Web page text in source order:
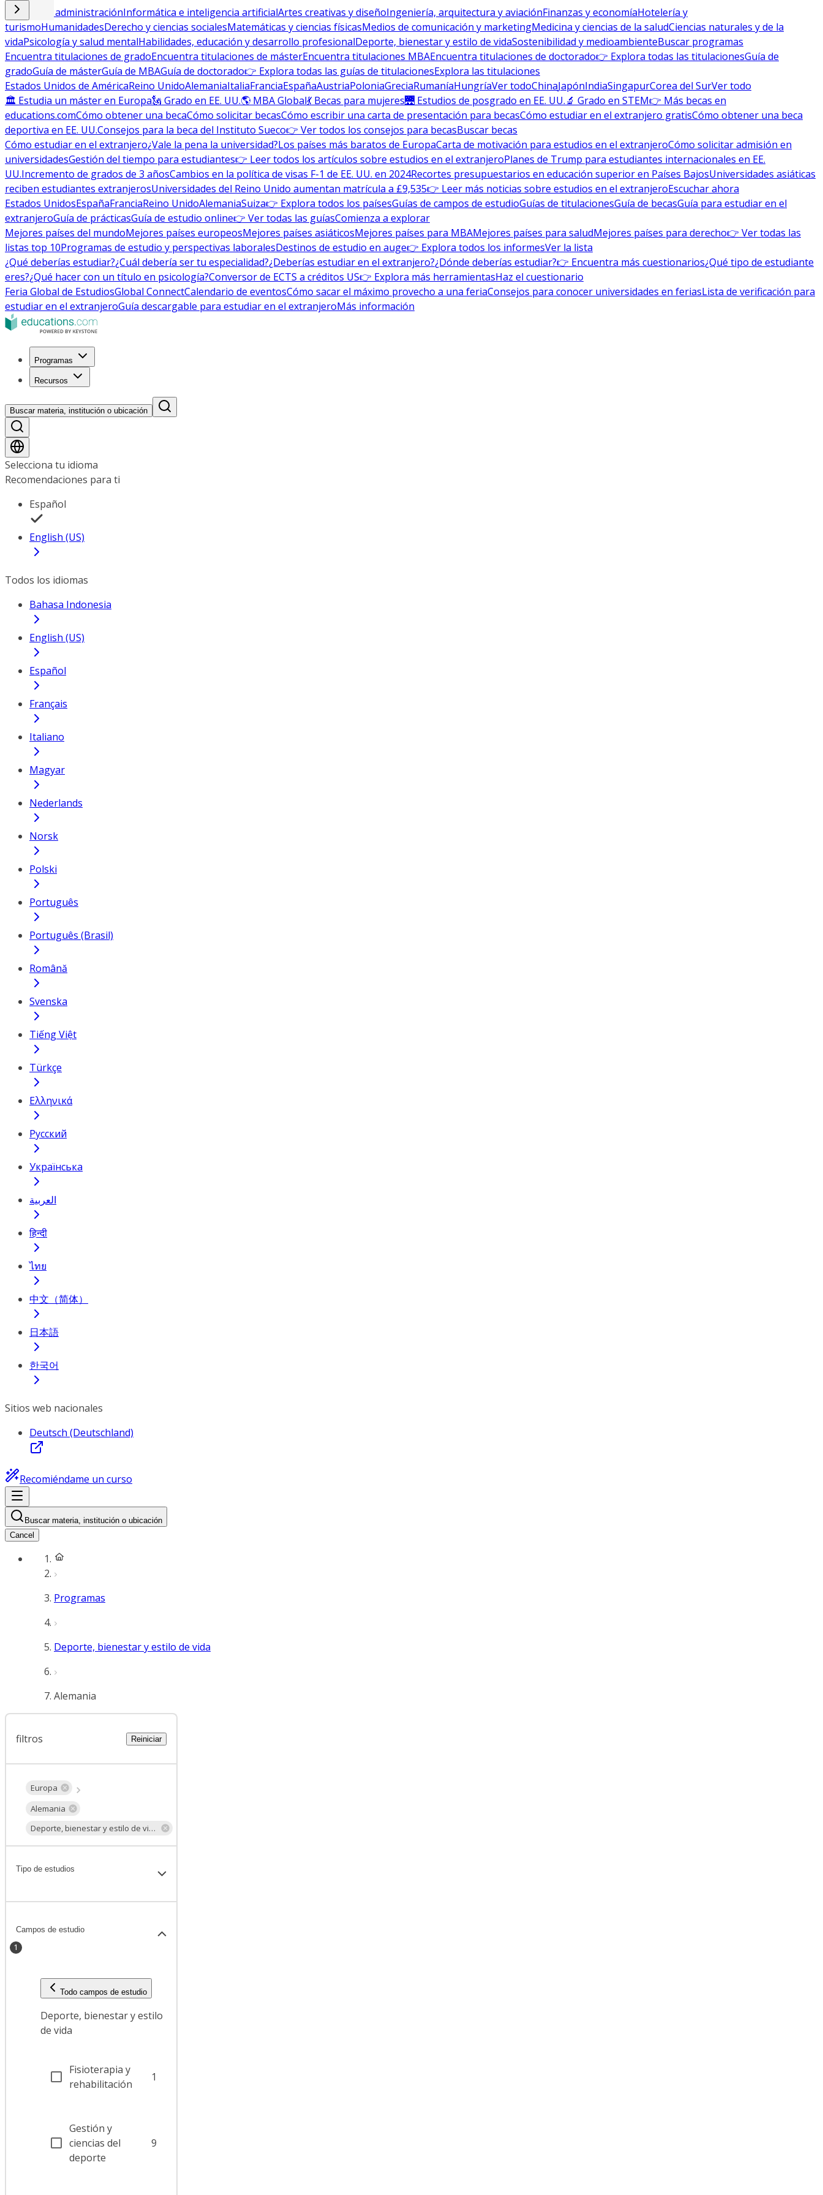
Empresa y administraciónInformática e inteligencia artificialArtes creativas y diseñoIngeniería, arquitectura y aviaciónFinanzas y economíaHotelería y
turismoHumanidadesDerecho y ciencias socialesMatemáticas y ciencias físicasMedios de comunicación y marketingMedicina y ciencias de la saludCiencias naturales y de la
vidaPsicología y salud mentalHabilidades, educación y desarrollo profesionalDeporte, bienestar y estilo de vidaSostenibilidad y medioambienteBuscar programas
Encuentra titulaciones de gradoEncuentra titulaciones de másterEncuentra titulaciones MBAEncuentra titulaciones de doctorado👉 Explora todas las titulacionesGuía de
gradoGuía de másterGuía de MBAGuía de doctorado👉 Explora todas las guías de titulacionesExplora las titulaciones
Estados Unidos de AméricaReino UnidoAlemaniaItaliaFranciaEspañaAustriaPoloniaGreciaRumaníaHungríaVer todoChinaJapónIndiaSingapurCorea del SurVer todo
🏛 Estudia un máster en Europa🗽 Grado en EE. UU.🌎 MBA Global💃 Becas para mujeres🌉 Estudios de posgrado en EE. UU.🔬 Grado en STEM👉 Más becas en
educations.comCómo obtener una becaCómo solicitar becasCómo escribir una carta de presentación para becasCómo estudiar en el extranjero gratisCómo obtener una beca
deportiva en EE. UU.Consejos para la beca del Instituto Sueco👉 Ver todos los consejos para becasBuscar becas
Cómo estudiar en el extranjero¿Vale la pena la universidad?Los países más baratos de EuropaCarta de motivación para estudios en el extranjeroCómo solicitar admisión en
universidadesGestión del tiempo para estudiantes👉 Leer todos los artículos sobre estudios en el extranjeroPlanes de Trump para estudiantes internacionales en EE.
UU.Incremento de grados de 3 añosCambios en la política de visas F-1 de EE. UU. en 2024Recortes presupuestarios en educación superior en Países BajosUniversidades asiáticas
reciben estudiantes extranjerosUniversidades del Reino Unido aumentan matrícula a £9,535👉 Leer más noticias sobre estudios en el extranjeroEscuchar ahora
Estados UnidosEspañaFranciaReino UnidoAlemaniaSuiza👉 Explora todos los paísesGuías de campos de estudioGuías de titulacionesGuía de becasGuía para estudiar en el
extranjeroGuía de prácticasGuía de estudio online👉 Ver todas las guíasComienza a explorar
Mejores países del mundoMejores países europeosMejores países asiáticosMejores países para MBAMejores países para saludMejores países para derecho👉 Ver todas las
listas top 10Programas de estudio y perspectivas laboralesDestinos de estudio en auge👉 Explora todos los informesVer la lista
¿Qué deberías estudiar?¿Cuál debería ser tu especialidad?¿Deberías estudiar en el extranjero?¿Dónde deberías estudiar?👉 Encuentra más cuestionarios¿Qué tipo de estudiante
eres?¿Qué hacer con un título en psicología?Conversor de ECTS a créditos US👉 Explora más herramientasHaz el cuestionario
Feria Global de EstudiosGlobal ConnectCalendario de eventosCómo sacar el máximo provecho a una feriaConsejos para conocer universidades en feriasLista de verificación para
estudiar en el extranjeroGuía descargable para estudiar en el extranjeroMás información
Programas
Recursos
Buscar materia, institución o ubicación
Selecciona tu idioma
Recomendaciones para ti
Español
English (US)
Todos los idiomas
Bahasa Indonesia
English (US)
Español
Français
Italiano
Magyar
Nederlands
Norsk
Polski
Português
Português (Brasil)
Română
Svenska
Tiếng Việt
Türkçe
Ελληνικά
Русский
Українська
العربية
हिन्दी
ไทย
中文（简体）
日本語
한국어
Sitios web nacionales
Deutsch (Deutschland)
Recomiéndame un curso
Buscar materia, institución o ubicación
Cancel
Programas
Deporte, bienestar y estilo de vida
Alemania
filtros Reiniciar
Europa
Alemania
Deporte, bienestar y estilo de vida
Tipo de estudios
Campos de estudio
1
Todo campos de estudio
Deporte, bienestar y estilo
de vida
Fisioterapia y
rehabilitación
1
Gestión y
ciencias del
deporte
9